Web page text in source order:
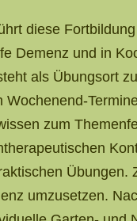
diese
Demenz und in
als Übungsort
zum
Übungen.
umzusetzen.